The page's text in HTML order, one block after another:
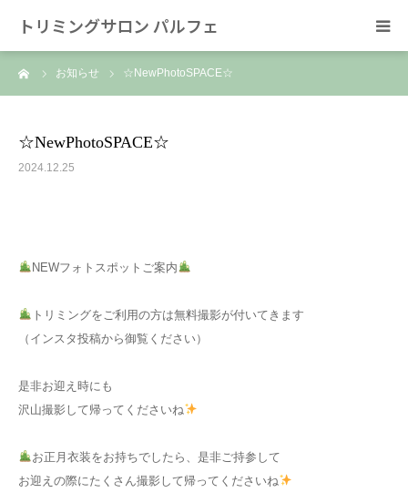
トリミングサロン パルフェ
お知らせ ☆NewPhotoSPACE☆
☆NewPhotoSPACE☆
2024.12.25
NEWフォトスポットご案内
トリミングをご利用の方は無料撮影が付いてきます
（インスタ投稿から御覧ください）
是非お迎え時にも
沢山撮影して帰ってくださいね
お正月衣装をお持ちでしたら、是非ご持参して
お迎えの際にたくさん撮影して帰ってくださいね
HOME